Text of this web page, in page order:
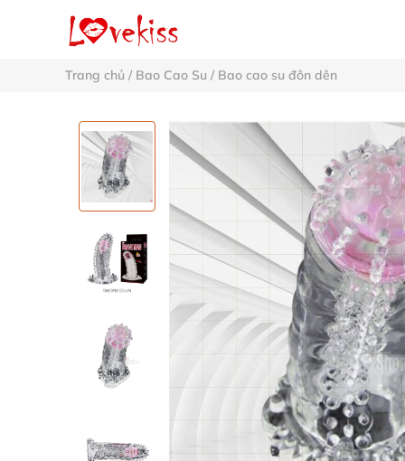
Trang chủ / Bao Cao Su / Bao cao su đôn dên